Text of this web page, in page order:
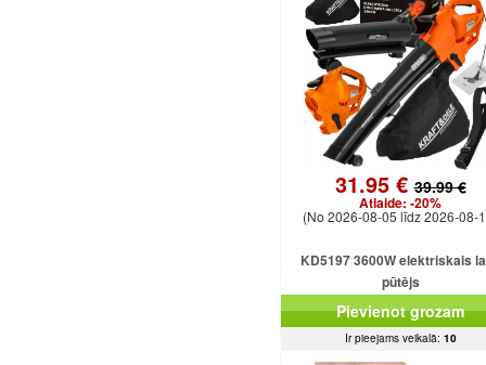
31.95 €39.99 €
Atlaide: -20%
(No 2026-08-05 līdz 2026-08-
KD5197 3600W elektriskais
pūtējs
Pievienot grozam
Ir pieejams veikalā: 10